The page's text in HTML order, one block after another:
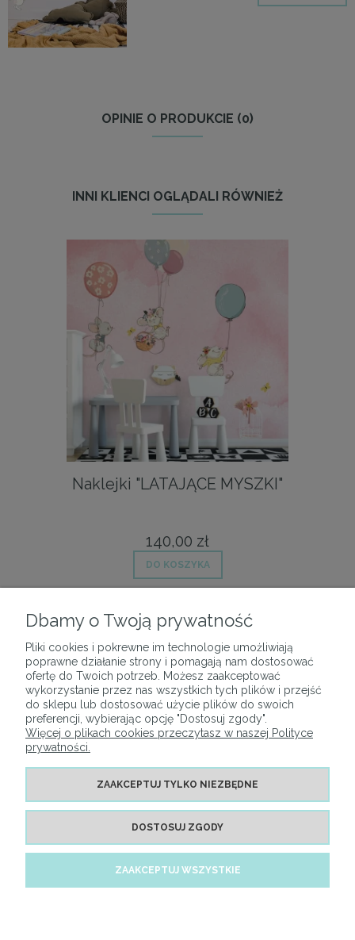
OPINIE O PRODUKCIE (0)
INNI KLIENCI OGLĄDALI RÓWNIEŻ
Naklejki "LATAJĄCE MYSZKI"
140,00 zł
DO KOSZYKA
O NAS
PŁATNOŚCI I DOSTAWA
MOJE KONTO
INFORMACJE
POMOC
©Make My Wall 2026
Dbamy o Twoją prywatność
Pliki cookies i pokrewne im technologie umożliwiają
poprawne działanie strony i pomagają nam dostosować
ofertę do Twoich potrzeb. Możesz zaakceptować
wykorzystanie przez nas wszystkich tych plików i przejść
do sklepu lub dostosować użycie plików do swoich
preferencji, wybierając opcję "Dostosuj zgody".
Więcej o plikach cookies przeczytasz w naszej Polityce
prywatności.
ZAAKCEPTUJ TYLKO NIEZBĘDNE
DOSTOSUJ ZGODY
ZAAKCEPTUJ WSZYSTKIE